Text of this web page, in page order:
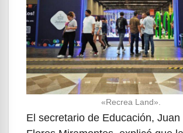
«Recrea Land».
El secretario de Educación, Juan